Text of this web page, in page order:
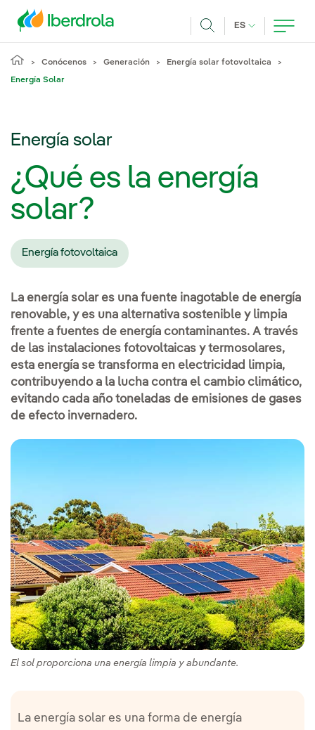
ES IDIOMA
Conócenos Generación Energía solar fotovoltaica
Energía Solar
Energía solar
¿Qué es la energía
solar?
Energía fotovoltaica
La energía solar es una fuente inagotable de energía
renovable, y es una alternativa sostenible y limpia
frente a fuentes de energía contaminantes. A través
de las instalaciones fotovoltaicas y termosolares,
esta energía se transforma en electricidad limpia,
contribuyendo a la lucha contra el cambio climático,
evitando cada año toneladas de emisiones de gases
de efecto invernadero.
El sol proporciona una energía limpia y abundante.
La energía solar es una forma de energía